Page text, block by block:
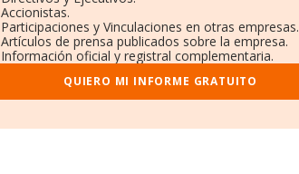
Accionistas.
Participaciones y Vinculaciones en otras empresas.
Artículos de prensa publicados sobre la empresa.
Información oficial y registral complementaria.
QUIERO MI INFORME GRATUITO